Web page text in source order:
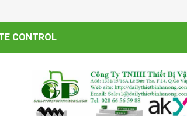
CONTROL